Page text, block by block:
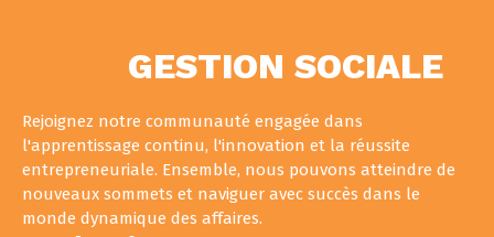
GESTION SOCIALE
Rejoignez notre communauté engagée dans
l'apprentissage continu, l'innovation et la réussite
entrepreneuriale. Ensemble, nous pouvons atteindre de
nouveaux sommets et naviguer avec succès dans le
monde dynamique des affaires.